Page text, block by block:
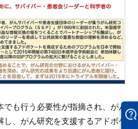
も行う必要性が指摘され、がん
し、がん研究を支援するアドボケ